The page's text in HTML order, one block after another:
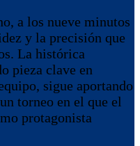
a los nueve minutos
y la precisión que
La histórica
pieza clave en
sigue aportando
torneo en el que el
protagonista